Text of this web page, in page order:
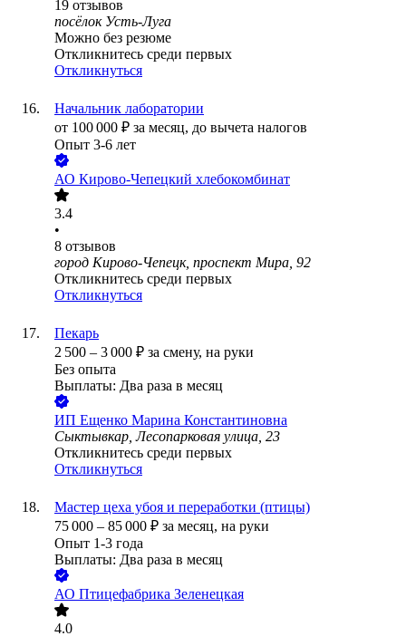
19 отзывов
посёлок Усть-Луга
Можно без резюме
Откликнитесь среди первых
Откликнуться
Начальник лаборатории
от 100 000 ₽ за месяц, до вычета налогов
Опыт 3-6 лет
АО Кирово-Чепецкий хлебокомбинат
3.4
•
8 отзывов
город Кирово-Чепецк, проспект Мира, 92
Откликнитесь среди первых
Откликнуться
Пекарь
2 500 – 3 000 ₽ за смену, на руки
Без опыта
Выплаты: Два раза в месяц
ИП Ещенко Марина Константиновна
Сыктывкар, Лесопарковая улица, 23
Откликнитесь среди первых
Откликнуться
Мастер цеха убоя и переработки (птицы)
75 000 – 85 000 ₽ за месяц, на руки
Опыт 1-3 года
Выплаты: Два раза в месяц
АО Птицефабрика Зеленецкая
4.0